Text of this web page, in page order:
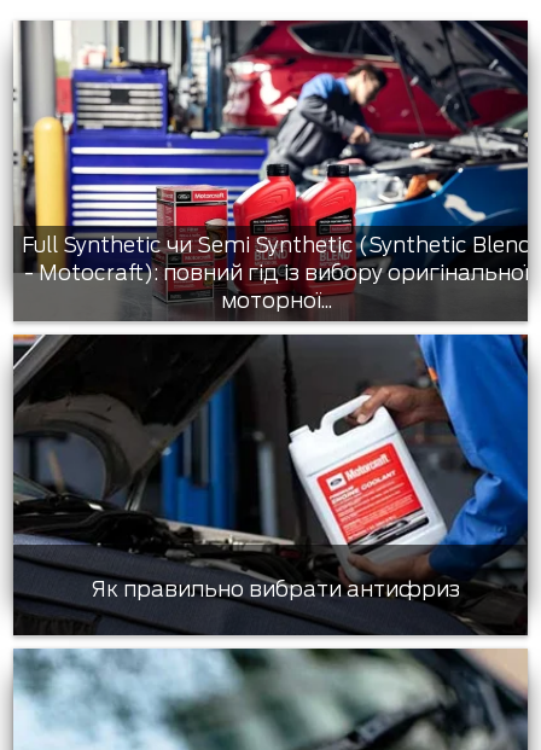
Full Synthetic чи Semi Synthetic (Synthetic Blend
- Motocraft): повний гід із вибору оригінальної
моторної...
Як правильно вибрати антифриз